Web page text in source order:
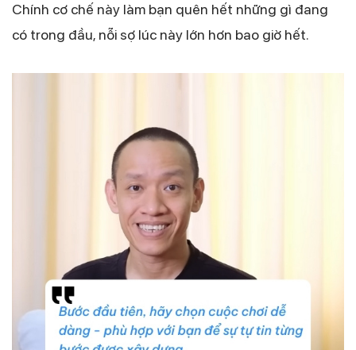
Chính cơ chế này làm bạn quên hết những gì đang
có trong đầu, nỗi sợ lúc này lớn hơn bao giờ hết.